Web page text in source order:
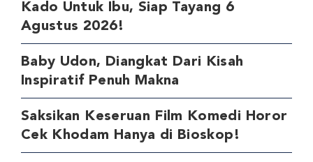
Kado Untuk Ibu, Siap Tayang 6
Agustus 2026!
Baby Udon, Diangkat Dari Kisah
Inspiratif Penuh Makna
Saksikan Keseruan Film Komedi Horor
Cek Khodam Hanya di Bioskop!